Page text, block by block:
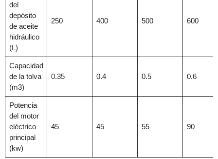
del
depósito
de aceite
hidráulico
(L)
250 400 500 600
Capacidad
de la tolva
(m3)
0.35 0.4 0.5 0.6
Potencia
del motor
eléctrico
principal
(kw)
45 45 55 90